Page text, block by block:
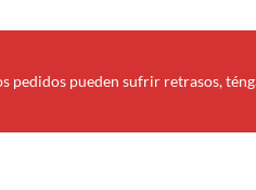
pedidos pueden sufrir retrasos,